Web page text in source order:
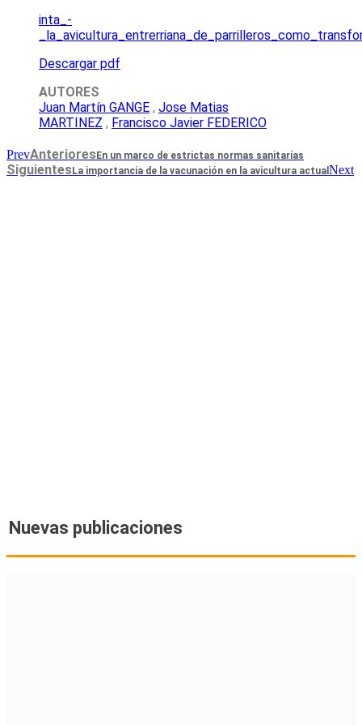
inta_-
Descargar pdf
AUTORES
Juan Martín GANGE , Jose Matias
MARTINEZ , Francisco Javier FEDERICO
PrevAnterioresEn un marco de estrictas normas sanitarias
SiguientesLa importancia de la vacunación en la avicultura actual Next
Nuevas publicaciones